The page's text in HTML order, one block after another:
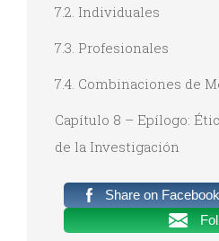
7.2. Individuales
7.3. Profesionales
7.4. Combinaciones de
Capítulo 8 – Epílogo:
de la Investigación
Share on Facebook